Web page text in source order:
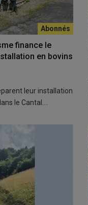
finance le
en bovins
leur installation
le Cantal.…